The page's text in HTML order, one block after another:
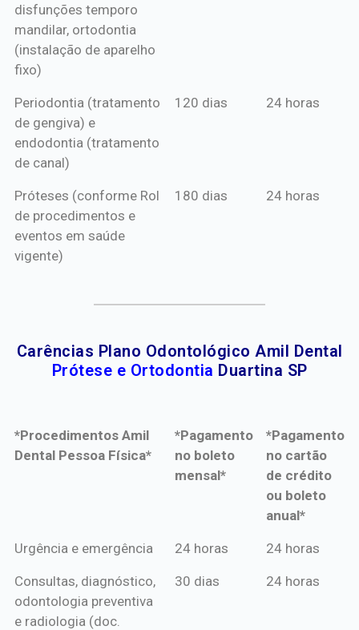
disfunções temporo
mandilar, ortodontia
(instalação de aparelho
fixo)
Periodontia (tratamento
de gengiva) e
endodontia (tratamento
de canal)
120 dias 24 horas
Próteses (conforme Rol
de procedimentos e
eventos em saúde
vigente)
180 dias 24 horas
Carências Plano Odontológico Amil Dental
Prótese e Ortodontia Duartina SP
*Procedimentos Amil
Dental Pessoa Física*
*Pagamento
no boleto
mensal*
*Pagamento
no cartão
de crédito
ou boleto
anual*
*Procedimentos Amil
*Pagamento
mensal*
*Pagamento
de crédito
Urgência e emergência 24 horas 24 horas
Consultas, diagnóstico,
odontologia preventiva
e radiologia (doc.
30 dias 24 horas